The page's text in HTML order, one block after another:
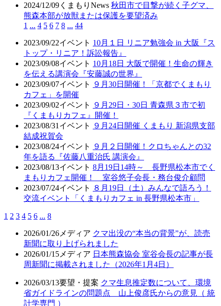
2024/12/09 くまもりNews 秋田市で目撃が続く子グマ、
熊森本部が放獣または保護を要望済み
1 ... 4 5 6 7 8 ... 44
2023/09/22イベント 10月１日 リニア勉強会 in 大阪『ス
トップ・リニア！訴訟報告』
2023/09/08イベント 10月18日 大阪で開催！生命の輝き
を伝える講演会『安藤誠の世界』
2023/09/07イベント
９月30日開催！「京都でくまもり
カフェ」を開催
2023/09/02イベント
９月29日・30日 青森県３市で初
『くまもりカフェ』開催！
2023/08/31 イベント
９月24日開催 くまもり 新潟県支部
結成祝賀会
2023/08/24イベント
９月２日開催！クロちゃんとの32
年を語る『佐藤八重治氏 講演会』
2023/08/13イベント 8月19日14時～ 長野県松本市でく
まもりカフェ開催！ 室谷悠子会長・務台俊介顧問
2023/07/24イベント
８月19日（土）みんなで語ろう！
交流イベント「くまもりカフェ in 長野県松本市」
1 2 3 4 5 6 ... 8
2026/01/26 メディア クマ出没の“本当の背景”が、読売
新聞に取り上げられました
2026/01/15 メディア 日本熊森協会 室谷会長の記事が長
周新聞に掲載されました（2026年1月4日）
2026/03/13要望・提案 クマ生息推定数について、環境
省ガイドラインの問題点 山上俊彦氏からの意見（ 統
計学専門 ）